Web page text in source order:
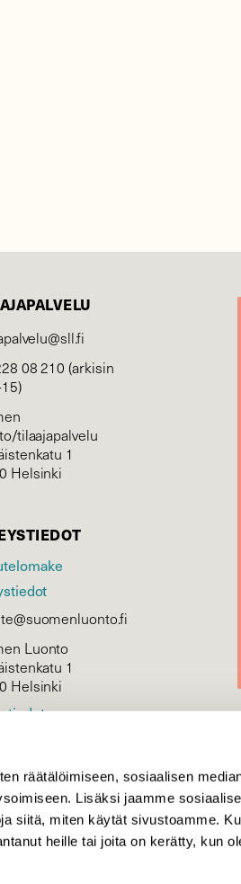
räätälöimiseen, sosiaalisen
Lisäksi jaamme
siitä, miten käytät sivustoamme.
heille tai joita on kerätty, kun
08 210 (arkisin
tilaajapalvelu
1
Helsinki
Luonto
1
Helsinki